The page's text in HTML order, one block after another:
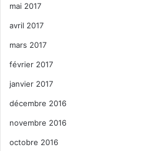
mai 2017
avril 2017
mars 2017
février 2017
janvier 2017
décembre 2016
novembre 2016
octobre 2016